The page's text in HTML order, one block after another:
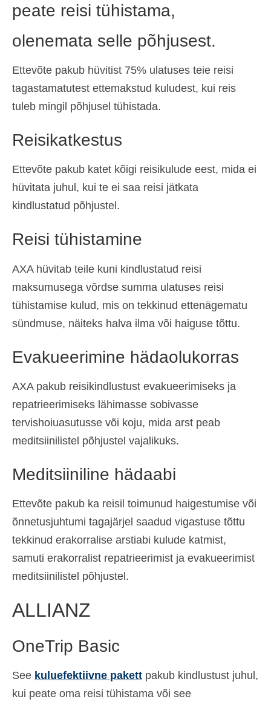
peate reisi tühistama,
olenemata selle põhjusest.
Ettevõte pakub hüvitist 75% ulatuses teie reisi
tagastamatutest ettemakstud kuludest, kui reis
tuleb mingil põhjusel tühistada.
Reisikatkestus
Ettevõte pakub katet kõigi reisikulude eest, mida ei
hüvitata juhul, kui te ei saa reisi jätkata
kindlustatud põhjustel.
Reisi tühistamine
AXA hüvitab teile kuni kindlustatud reisi
maksumusega võrdse summa ulatuses reisi
tühistamise kulud, mis on tekkinud ettenägematu
sündmuse, näiteks halva ilma või haiguse tõttu.
Evakueerimine hädaolukorras
AXA pakub reisikindlustust evakueerimiseks ja
repatrieerimiseks lähimasse sobivasse
tervishoiuasutusse või koju, mida arst peab
meditsiinilistel põhjustel vajalikuks.
Meditsiiniline hädaabi
Ettevõte pakub ka reisil toimunud haigestumise või
õnnetusjuhtumi tagajärjel saadud vigastuse tõttu
tekkinud erakorralise arstiabi kulude katmist,
samuti erakorralist repatrieerimist ja evakueerimist
meditsiinilistel põhjustel.
ALLIANZ
OneTrip Basic
See kuluefektiivne pakett pakub kindlustust juhul,
kui peate oma reisi tühistama või see